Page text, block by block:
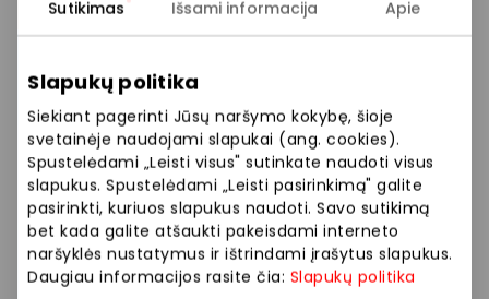
Sutikimas Išsami informacija Apie
Slapukų politika
Siekiant pagerinti Jūsų naršymo kokybę, šioje
svetainėje naudojami slapukai (ang. cookies).
Spustelėdami „Leisti visus" sutinkate naudoti visus
slapukus. Spustelėdami „Leisti pasirinkimą" galite
pasirinkti, kuriuos slapukus naudoti. Savo sutikimą
bet kada galite atšaukti pakeisdami interneto
naršyklės nustatymus ir ištrindami įrašytus slapukus.
Daugiau informacijos rasite čia: Slapukų politika
Prekybos ir pramogų centre „AKROPOLIS“
veikiančios parduotuvės ir paslaugų teikėjai
savarankiškai nustato taikomas nuolaidas, jų
dydžius bei kitas aktualias sąlygas.
Stengiamės kuo tiksliau pateikti aktualią
informaciją, tačiau, jei kyla neatitikimų tarp mūsų
tinklalapyje pateiktos informacijos ir faktinės